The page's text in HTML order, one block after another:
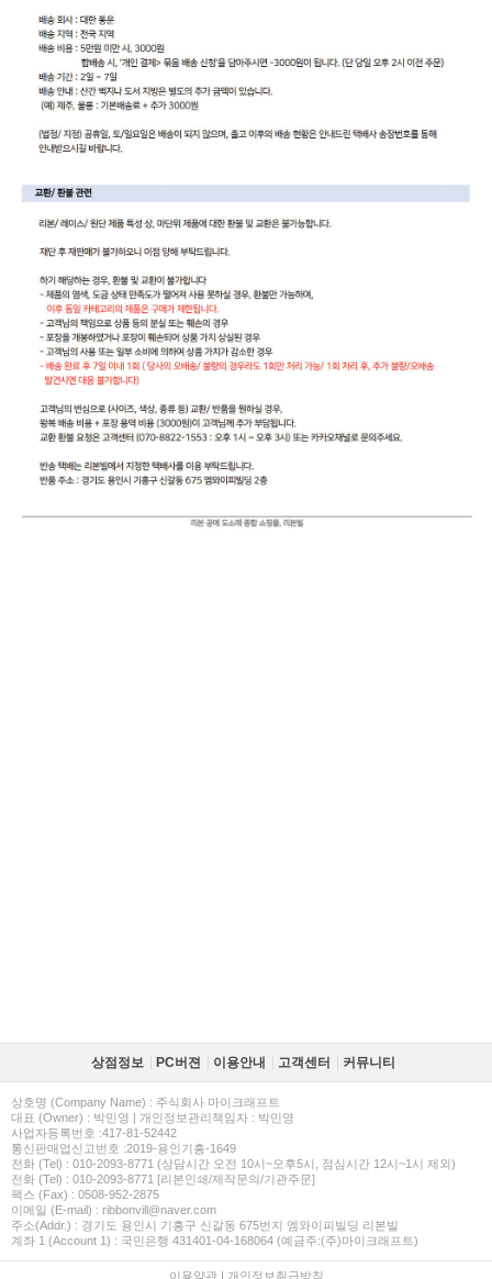
상점정보 PC버젼 이용안내 고객센터 커뮤니티
상호명 (Company Name) : 주식회사 마이크래프트
대표 (Owner) : 박민영 | 개인정보관리책임자 : 박민영
사업자등록번호 :417-81-52442
통신판매업신고번호 :2019-용인기흥-1649
전화 (Tel) : 010-2093-8771 (상담시간 오전 10시~오후5시, 점심시간 12시~1시 제외)
전화 (Tel) : 010-2093-8771 [리본인쇄/제작문의/기관주문]
팩스 (Fax) : 0508-952-2875
이메일 (E-mail) : ribbonvill@naver.com
주소(Addr.) : 경기도 용인시 기흥구 신갈동 675번지 엠와이피빌딩 리본빌
계좌 1 (Account 1) : 국민은행 431401-04-168064 (예금주:(주)마이크래프트)
이용약관| 개인정보취급방침